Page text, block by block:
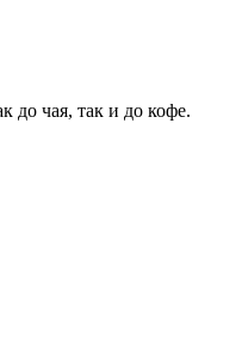
до чая, так и до кофе.